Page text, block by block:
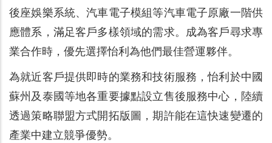
後座娛樂系統、汽車電子模組等汽車電子原廠一階供
應體系，滿足客戶多樣領域的需求。成為客戶尋求專
業合作時，優先選擇怡利為他們最佳營運夥伴。
為就近客戶提供即時的業務和技術服務，怡利於中國
蘇州及泰國等地各重要據點設立售後服務中心，陸續
透過策略聯盟方式開拓版圖，期許能在這快速變遷的
產業中建立競爭優勢。